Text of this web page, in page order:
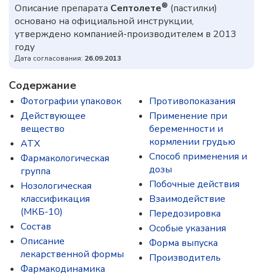
Описание препарата Септолете® (пастилки)
основано на официальной инструкции,
утверждено компанией-производителем в 2013
году
Дата согласования: 26.09.2013
Содержание
Фотографии упаковок
Действующее
вещество
ATX
Фармакологическая
группа
Нозологическая
классификация
(МКБ-10)
Состав
Описание
лекарственной формы
Фармакодинамика
Противопоказания
Применение при
беременности и
кормлении грудью
Способ применения и
дозы
Побочные действия
Взаимодействие
Передозировка
Особые указания
Форма выпуска
Производитель